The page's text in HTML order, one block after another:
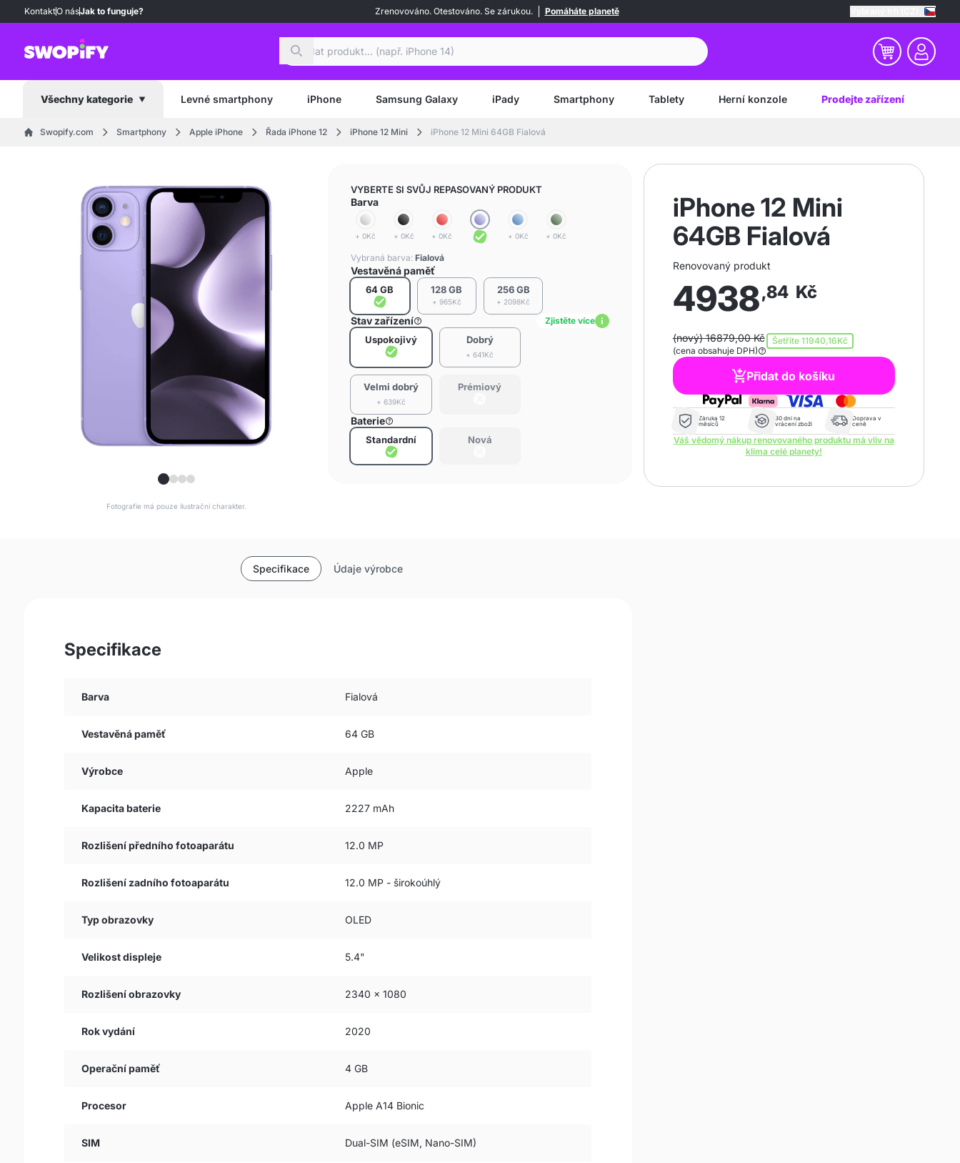
KontaktO násJak to funguje? Zrenovováno. Otestováno. Se zárukou. Pomáháte planetě
Všechny kategorie Levné smartphony iPhone Samsung Galaxy iPady Smartphony Tablety Herní konzole Prodejte zařízení
Swopify.com Smartphony Apple iPhone Řada iPhone 12 iPhone 12 Mini iPhone 12 Mini 64GB Fialová
Fotografie má pouze ilustrační charakter.
VYBERTE SI SVŮJ REPASOVANÝ PRODUKT
Barva
+ 0Kč + 0Kč + 0Kč + 0Kč + 0Kč
Vybraná barva:Fialová
Vestavěná paměť
64 GB 128 GB
+ 965Kč
256 GB
+ 2098Kč
Stav zařízení Zjistěte více
Uspokojivý Dobrý
+ 641Kč
Velmi dobrý
+ 639Kč
Prémiový
Baterie
Standardní Nová
Specifikace Údaje výrobce
Specifikace
Barva Fialová
Vestavěná paměť 64 GB
Výrobce Apple
Kapacita baterie 2227 mAh
Rozlišení předního fotoaparátu 12.0 MP
Rozlišení zadního fotoaparátu 12.0 MP - širokoúhlý
Typ obrazovky OLED
Velikost displeje 5.4"
Rozlišení obrazovky 2340 x 1080
Rok vydání 2020
Operační paměť 4 GB
Procesor Apple A14 Bionic
SIM Dual-SIM (eSIM, Nano-SIM)
iPhone 12 Mini
64GB Fialová
Renovovaný produkt
4938,84 Kč
(nový) 16879,00 Kč
(cena obsahuje DPH)
Šetříte 11940,16Kč
Přidat do košíku
Záruka 12
měsíců
30 dní na
vrácení zboží
Doprava v
ceně
Váš vědomý nákup renovovaného produktu má vliv na
klima celé planety!